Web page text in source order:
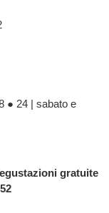
● 24 | sabato e
gratuite